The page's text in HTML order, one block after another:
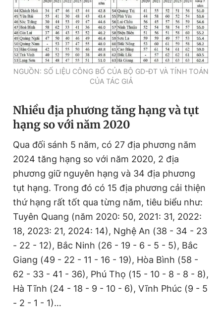
NGUỒN: SỐ LIỆU CÔNG BỐ CỦA BỘ GD-ĐT VÀ TÍNH TOÁN
CỦA TÁC GIẢ
Nhiều địa phương tăng hạng và tụt
hạng so với năm 2020
Qua đối sánh 5 năm, có 27 địa phương năm
2024 tăng hạng so với năm 2020, 2 địa
phương giữ nguyên hạng và 34 địa phương
tụt hạng. Trong đó có 15 địa phương cải thiện
thứ hạng rất tốt qua từng năm, tiêu biểu như:
Tuyên Quang (năm 2020: 50, 2021: 31, 2022:
18, 2023: 21, 2024: 14), Nghệ An (38 - 34 - 23
- 22 - 12), Bắc Ninh (26 - 19 - 6 - 5 - 5), Bắc
Giang (49 - 22 - 11 - 16 - 19), Hòa Bình (58 -
62 - 33 - 41 - 36), Phú Thọ (15 - 10 - 8 - 8 - 8),
Hà Tĩnh (24 - 18 - 9 - 10 - 6), Vĩnh Phúc (9 - 5
- 2 - 1 - 1)…